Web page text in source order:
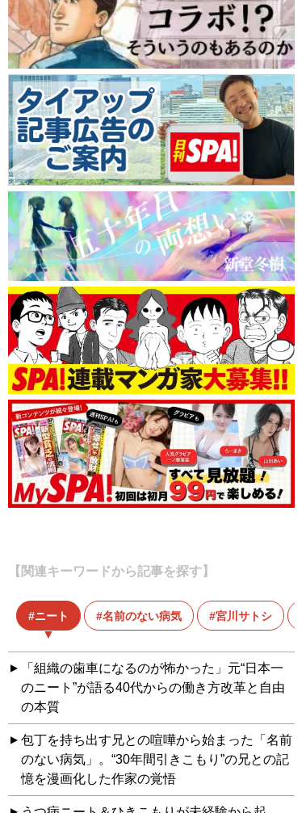
【関連キーワードから記事を探す】
ニート 名前のない病気 宮川サトシ
「組織の歯車になるのが怖かった」元“日本一
のニート”が語る40代からの働き方改革と自由
の本質
包丁を持ち出す兄との喧嘩から始まった「名前
のない病気」。“30年間引きこもり”の兄との記
憶を漫画化した作家の覚悟